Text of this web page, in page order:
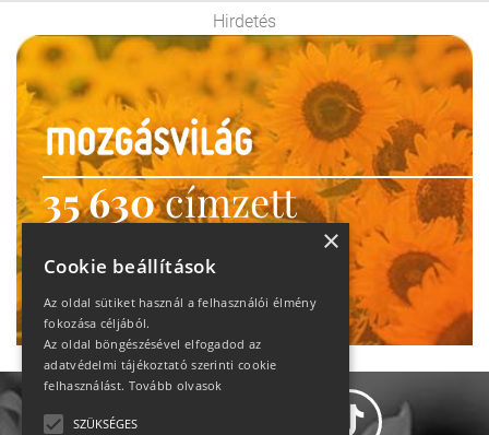
Hirdetés
35 630címzett
heti motiváció
Ne maradj le!
×
Cookie beállítások
Az oldal sütiket használ a felhasználói élmény
fokozása céljából.
Az oldal böngészésével elfogadod az
adatvédelmi tájékoztató szerinti cookie
felhasználást. Tovább olvasok
SZÜKSÉGES